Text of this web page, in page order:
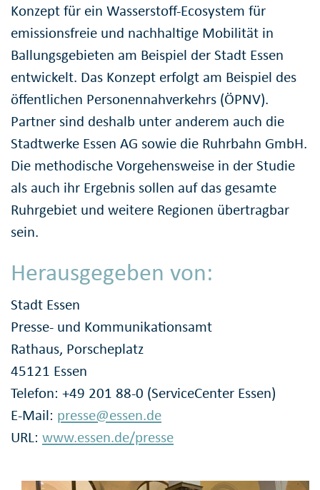
Konzept für ein Wasserstoff-Ecosystem für
emissionsfreie und nachhaltige Mobilität in
Ballungsgebieten am Beispiel der Stadt Essen
entwickelt. Das Konzept erfolgt am Beispiel des
öffentlichen Personennahverkehrs (ÖPNV).
Partner sind deshalb unter anderem auch die
Stadtwerke Essen AG sowie die Ruhrbahn GmbH.
Die methodische Vorgehensweise in der Studie
als auch ihr Ergebnis sollen auf das gesamte
Ruhrgebiet und weitere Regionen übertragbar
sein.
Herausgegeben von:
Stadt Essen
Presse- und Kommunikationsamt
Rathaus, Porscheplatz
45121 Essen
Telefon: +49 201 88-0 (ServiceCenter Essen)
E-Mail: presse@essen.de
URL: www.essen.de/presse